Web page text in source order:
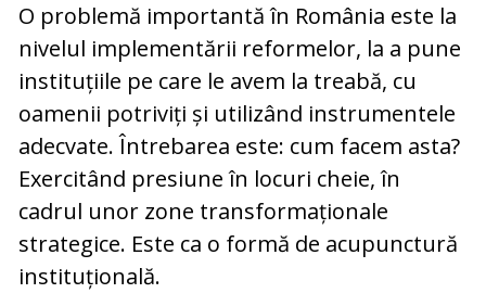
O problemă importantă în România este la
nivelul implementării reformelor, la a pune
instituțiile pe care le avem la treabă, cu
oamenii potriviți și utilizând instrumentele
adecvate. Întrebarea este: cum facem asta?
Exercitând presiune în locuri cheie, în
cadrul unor zone transformaționale
strategice. Este ca o formă de acupunctură
instituțională.